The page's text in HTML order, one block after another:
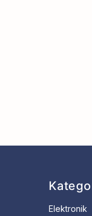
Elektronik